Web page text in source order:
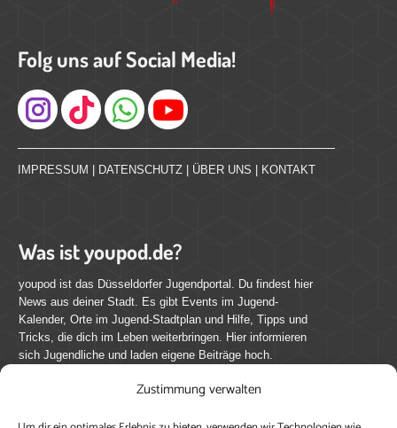
Zustimmung verwalten
Folg uns auf Social Media!
Instagram
IMPRESSUM DATENSCHUTZ ÜBER UNS KONTAKT
Was ist youpod.de?
youpod ist das Düsseldorfer Jugendportal. Du findest hier
News aus deiner Stadt. Es gibt Events im Jugend-
Kalender, Orte im Jugend-Stadtplan und Hilfe, Tipps und
Tricks, die dich im Leben weiterbringen. Hier informieren
sich Jugendliche und laden eigene Beiträge hoch.
Mach mit bei youpod.de!